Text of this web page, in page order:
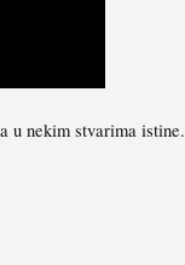
u nekim stvarima istine.